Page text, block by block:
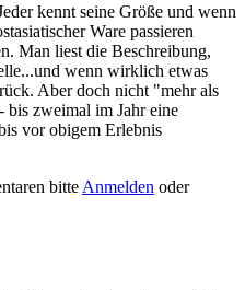
kennt seine Größe und wenn
Ware passieren
Man liest die Beschreibung,
wenn wirklich etwas
Aber doch nicht "mehr als
zweimal im Jahr eine
vor obigem Erlebnis
bitte Anmelden oder